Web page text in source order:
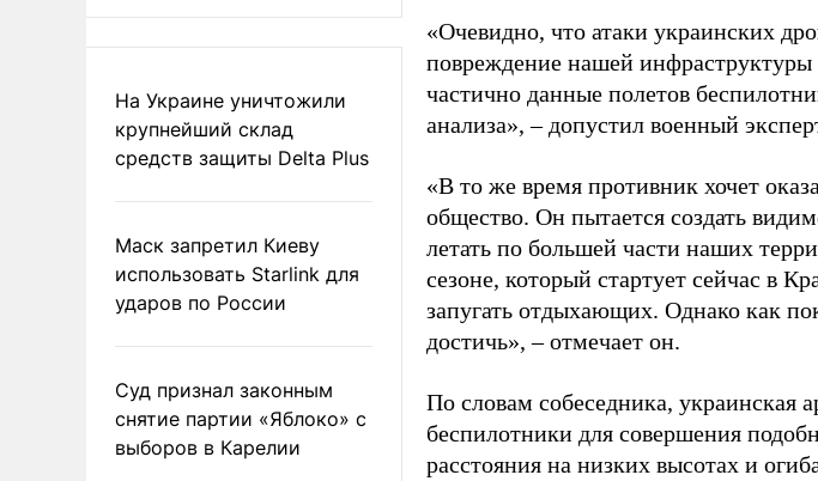
На Украине уничтожили
крупнейший склад
средств защиты Delta Plus
Маск запретил Киеву
использовать Starlink для
ударов по России
Суд признал законным
снятие партии «Яблоко» с
выборов в Карелии
«Очевидно, что атаки украинских
повреждение нашей
частично данные полетов
анализа», – допустил военный
«В то же время противник хочет
общество. Он пытается создать
летать по большей части наших
сезоне, который стартует сейчас в
запугать отдыхающих. Однако как
достичь», – отмечает он.
По словам собеседника, украинская
беспилотники для совершения
расстояния на низких высотах и